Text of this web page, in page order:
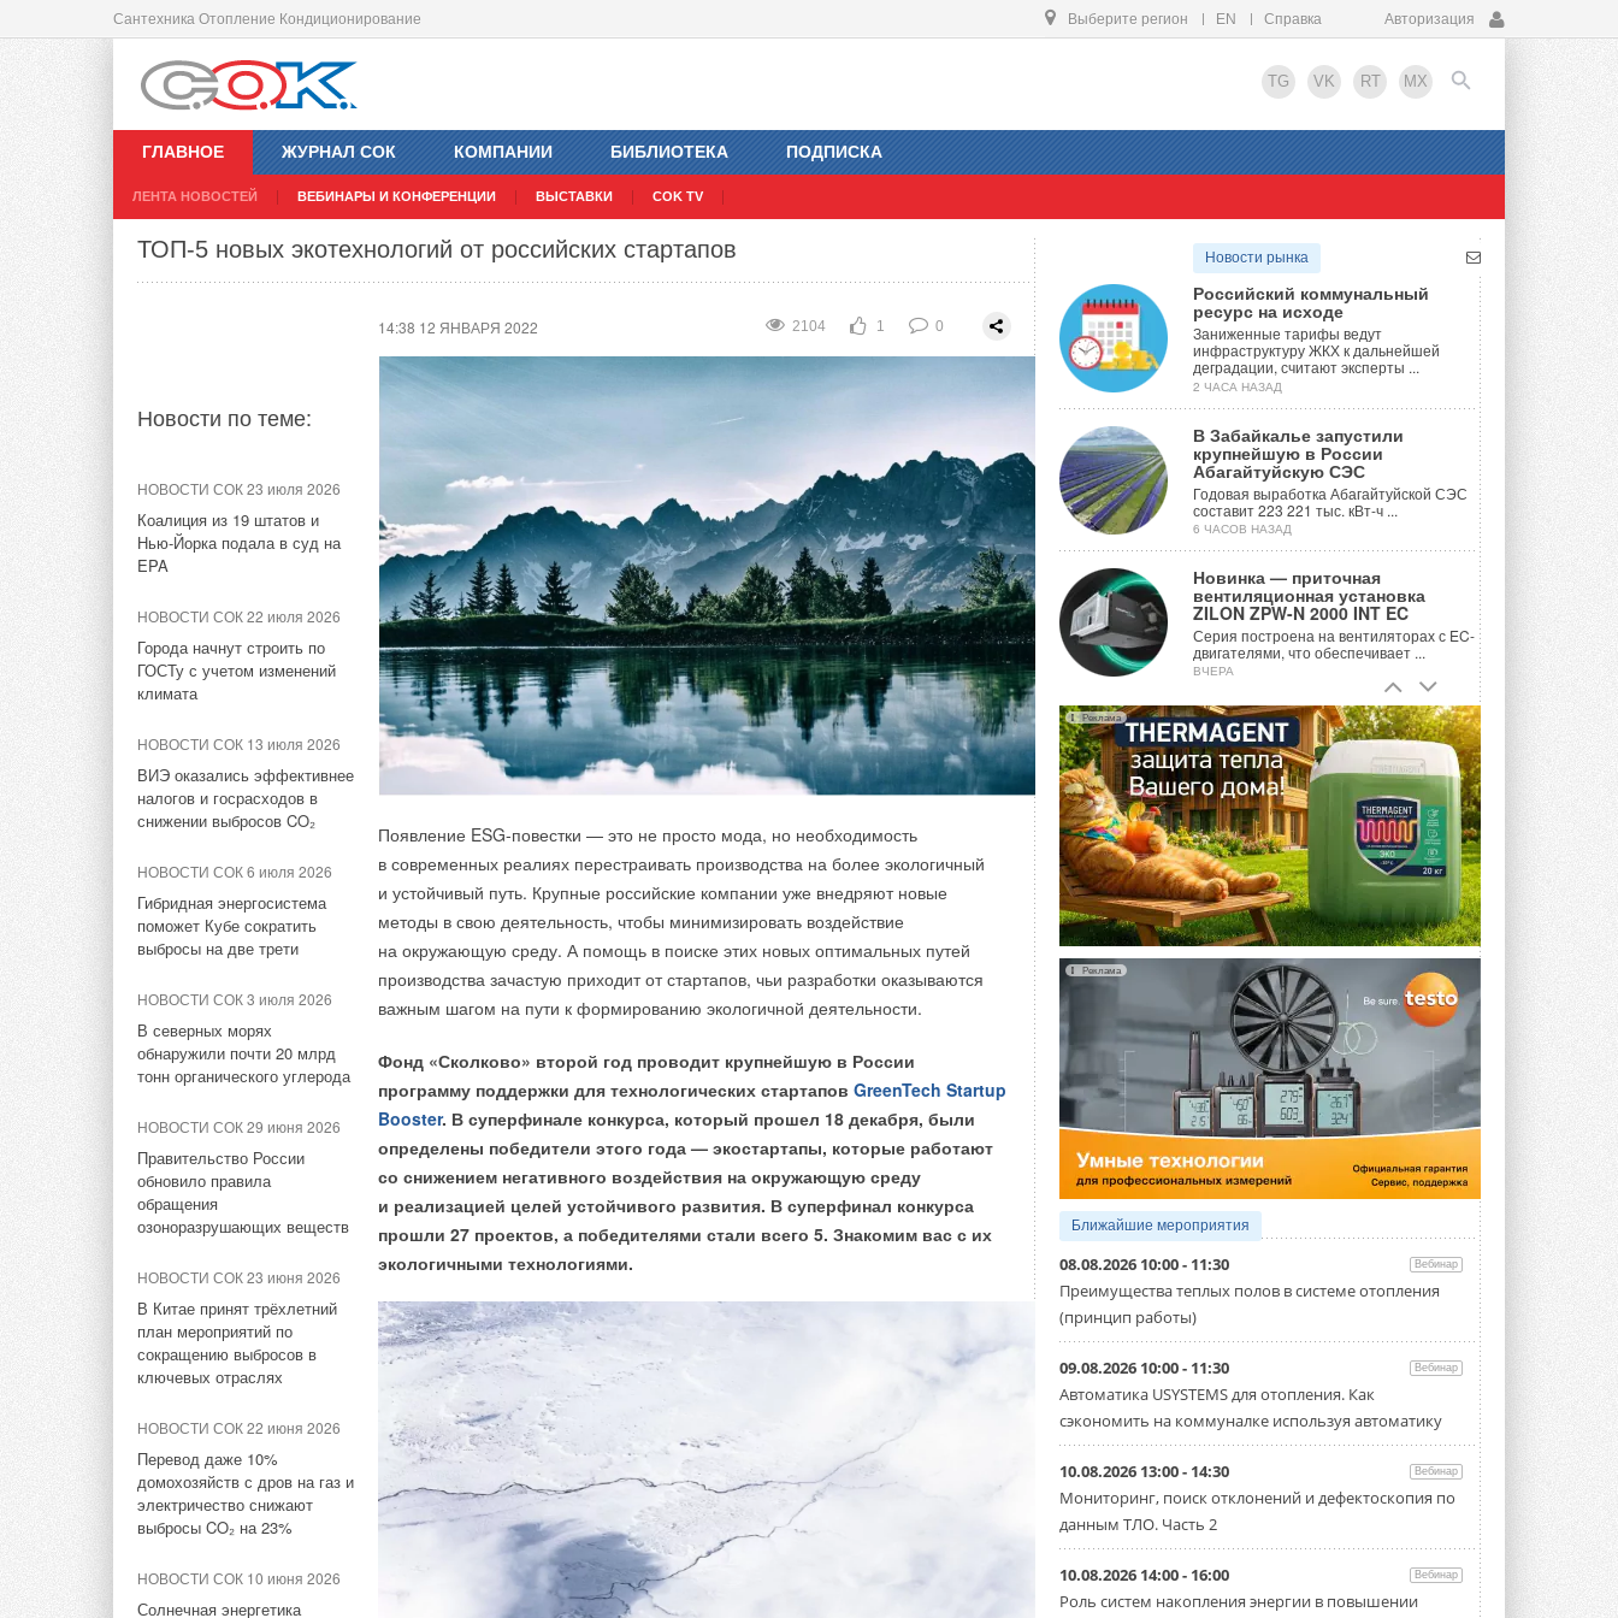
Сантехника Отопление Кондиционирование Выберите регион EN Справка Авторизация
TG VK RT MX
ГЛАВНОЕ
ЛЕНТА НОВОСТЕЙ ВЕБИНАРЫ И КОНФЕРЕНЦИИ ВЫСТАВКИ COK TV
ЖУРНАЛ СОК КОМПАНИИ БИБЛИОТЕКА ПОДПИСКА
EN
ТОП-5 новых экотехнологий от российских стартапов
2104 1 0
14:38 12 ЯНВАРЯ 2022
Новости по теме:
НОВОСТИ СОК 23 июля 2026
Коалиция из 19 штатов и
Нью-Йорка подала в суд на
EPA
НОВОСТИ СОК 22 июля 2026
Города начнут строить по
ГОСТу с учетом изменений
климата
НОВОСТИ СОК 13 июля 2026
ВИЭ оказались эффективнее
налогов и госрасходов в
снижении выбросов CO₂
НОВОСТИ СОК 6 июля 2026
Гибридная энергосистема
поможет Кубе сократить
выбросы на две трети
НОВОСТИ СОК 3 июля 2026
В северных морях
обнаружили почти 20 млрд
тонн органического углерода
НОВОСТИ СОК 29 июня 2026
Правительство России
обновило правила
обращения
озоноразрушающих веществ
НОВОСТИ СОК 23 июня 2026
В Китае принят трёхлетний
план мероприятий по
сокращению выбросов в
ключевых отраслях
НОВОСТИ СОК 22 июня 2026
Перевод даже 10%
домохозяйств с дров на газ и
электричество снижают
выбросы CO₂ на 23%
НОВОСТИ СОК 10 июня 2026
Солнечная энергетика
Появление ESG-повестки — это не просто мода, но необходимость
в современных реалиях перестраивать производства на более экологичный
и устойчивый путь. Крупные российские компании уже внедряют новые
методы в свою деятельность, чтобы минимизировать воздействие
на окружающую среду. А помощь в поиске этих новых оптимальных путей
производства зачастую приходит от стартапов, чьи разработки оказываются
важным шагом на пути к формированию экологичной деятельности.
Фонд «Сколково» второй год проводит крупнейшую в России
программу поддержки для технологических стартапов GreenTech Startup
Booster. В суперфинале конкурса, который прошел 18 декабря, были
определены победители этого года — экостартапы, которые работают
со снижением негативного воздействия на окружающую среду
и реализацией целей устойчивого развития. В суперфинал конкурса
прошли 27 проектов, а победителями стали всего 5. Знакомим вас с их
экологичными технологиями.
Новости рынка
Российский коммунальный
ресурс на исходе
Заниженные тарифы ведут
инфраструктуру ЖКХ к дальнейшей
деградации, считают эксперты ...
2 ЧАСА НАЗАД
В Забайкалье запустили
крупнейшую в России
Абагайтуйскую СЭС
Годовая выработка Абагайтуйской СЭС
составит 223 221 тыс. кВт-ч ...
6 ЧАСОВ НАЗАД
Новинка — приточная
вентиляционная установка
ZILON ZPW-N 2000 INT EC
Серия построена на вентиляторах с EC-
двигателями, что обеспечивает ...
ВЧЕРА
Учёные ЮУрГУ создали
каскадную установку,
объединяющую солнечную и
геотермальную энергию
Природосберегающие технологии ...
ВЧЕРА
Для Арктики создали
технологию защиты
ветрогенераторов от аварий
Разработка учитывает влияние
мерзлоты, обледенения и снеговых ...
ВЧЕРА
Гибридный тепловой насос PV/T
с одним общим испарителем
Исследователи предложили
конструкцию двухисточникового ...
5 АВГУСТА 2026
21-й ежегодный форум
«ЦОД-2026»
Мероприятие пройдет 2-3 сентября в
отеле Radisson Slavyanskaya. Форум
посетит более двух тысяч участников ...
5 АВГУСТА 2026
Китайская Shenling представила
«воздух-вода» на R290
Серия ThermaX R290 All-In-One
включает три модели ...
Тепловые насосы в связке с
солнечной генерацией и
накопителем снижают
потребление на 60%
Исследователи из Италии установили ...
4 АВГУСТА 2026
«РУСКЛИМАТ Fest 2026» в Уфе
собрал свыше 700 профи
климатической отрасли
Реклама
Реклама
Ближайшие мероприятия
08.08.2026 10:00 - 11:30 Вебинар
Преимущества теплых полов в системе отопления
(принцип работы)
09.08.2026 10:00 - 11:30 Вебинар
Автоматика USYSTEMS для отопления. Как
сэкономить на коммуналке используя автоматику
10.08.2026 13:00 - 14:30 Вебинар
Мониторинг, поиск отклонений и дефектоскопия по
данным ТЛО. Часть 2
10.08.2026 14:00 - 16:00 Вебинар
Роль систем накопления энергии в повышении
Новый высокотемпературный тепловой насос Vattenfall
14:07 12 ЯНВАРЯ 2022
Новости по теме:
Гибридный тепловой насос
PV/T с одним общим
Корпорация «Термекс»
представила передовой опыт
проекта «Промтуризм.РФ»
НОВОСТИ СОК 4 августа 2026
Китайская Shenling
тепловых насосов «воздух-
НОВОСТИ СОК 4 августа 2026
солнечной генерацией и
потребление на 60%
НОВОСТИ СОК 3 августа 2026
«РУСКЛИМАТ Fest 2026» в
профи климатической
отрасли
ЖУРНАЛ СОК август 2026
Инверторные накопительные
Thermo: чем отличаются три
серии
НОВОСТИ СОК 29 июля 2026
Группа «Теплолюкс» открыла
площадку
НОВОСТИ СОК 29 июля 2026
международные
Шведская компания Vattenfall и голландский поставщик систем отопления
и горячего водоснабжения Feenstra запустили в Нидерландах проект по
внедрению в домохозяйства высокотемпературных тепловых насосов,
которые, как утверждается, могут легко заменить традиционные газовые котлы
центрального отопления.
Прямая замена обычного газового котла означает отсутствие дополнительной
дорогостоящей модернизации, кроме установки теплового насоса.
Vattenfall планирует в будущем представить свою разработку и в других
странах, а сейчас предлагает такое решение для отопления без газа тысяч
домов в Великобритании.
Сходство между голландским и британским газовым центральным
отоплением означает, что эти высокотемпературные тепловые насосы
могут быть пригодны для жилья в Великобритании в пригородных
и сельских районах. Они могли бы позволить домохозяйствам заменить
существующие газовые котлы без необходимости тратить
дополнительные расходы и прервать изменение остальной системы
отопления или устанавливать дополнительную изоляцию одновременно.